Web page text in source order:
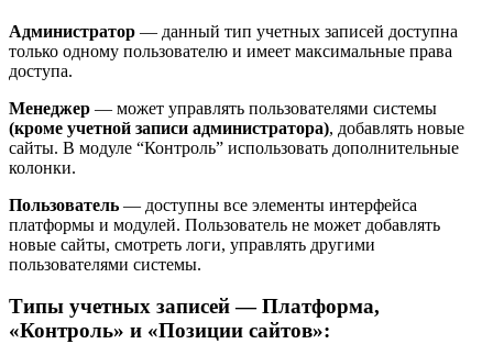
Администратор — данный тип учетных записей доступна
только одному пользователю и имеет максимальные права
доступа.
Менеджер — может управлять пользователями системы
(кроме учетной записи администратора), добавлять новые
сайты. В модуле “Контроль” использовать дополнительные
колонки.
Пользователь — доступны все элементы интерфейса
платформы и модулей. Пользователь не может добавлять
новые сайты, смотреть логи, управлять другими
пользователями системы.
Типы учетных записей — Платформа,
«Контроль» и «Позиции сайтов»: